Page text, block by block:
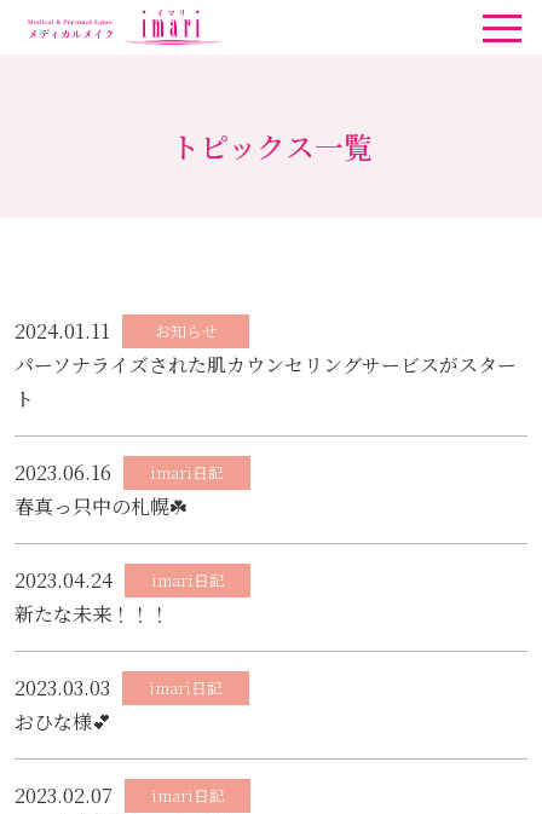
トピックス一覧
2024.01.11 お知らせ
パーソナライズされた肌カウンセリングサービスがスター
ト
2023.06.16 imari日記
春真っ只中の札幌☘️
2023.04.24 imari日記
新たな未来！！！
2023.03.03 imari日記
おひな様💕
2023.02.07 imari日記